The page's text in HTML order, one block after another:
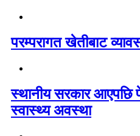
परम्परागत खेतीबाट
स्थानीय सरकार आएपछि
स्वास्थ्य अवस्था